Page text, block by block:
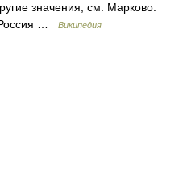
значения, см. Марково.
…
Википедия